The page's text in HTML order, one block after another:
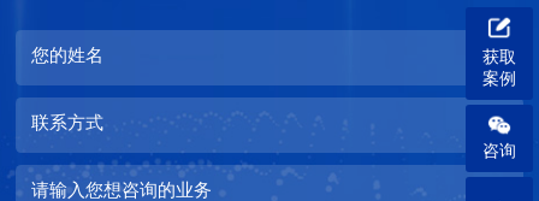
您的姓名
联系方式
请输入您想咨询的业务
获取
案例
咨询